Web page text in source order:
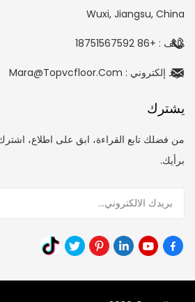
Wuxi, Jiangsu, China
هاتف : +86 18751567592
بريد إلكتروني : Mara@topvcfloor.com
يشترك
من فضلك تابع القراءة، ابق على اطلاع،
برأيك.